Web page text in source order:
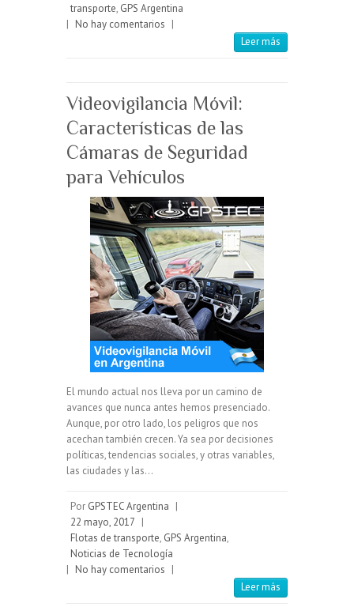
transporte, GPS Argentina
| No hay comentarios |
Leer más
Videovigilancia Móvil:
Características de las
Cámaras de Seguridad
para Vehículos
El mundo actual nos lleva por un camino de
avances que nunca antes hemos presenciado.
Aunque, por otro lado, los peligros que nos
acechan también crecen. Ya sea por decisiones
políticas, tendencias sociales, y otras variables,
las ciudades y las…
Por GPSTEC Argentina |
22 mayo, 2017 |
Flotas de transporte, GPS Argentina,
Noticias de Tecnología
| No hay comentarios |
Leer más